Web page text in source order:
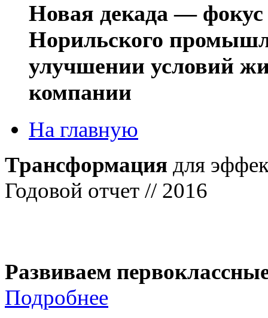
Новая декада — фокус
Норильского
улучшении условий
компании
На главную
Трансформация для
Годовой отчет // 2016
Развиваем
Подробнее